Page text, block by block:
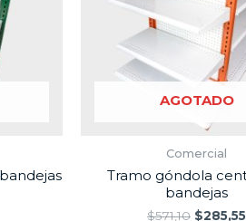
AGOTADO
Comercial
Tramo góndola
bandejas
$571,10 $285,55